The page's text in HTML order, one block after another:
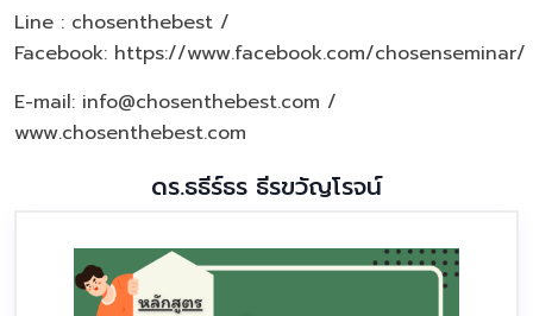
Line : chosenthebest /
Facebook: https://www.facebook.com/chosenseminar/
E-mail: info@chosenthebest.com /
www.chosenthebest.com
ดร.ธธีร์ธร ธีรขวัญโรจน์